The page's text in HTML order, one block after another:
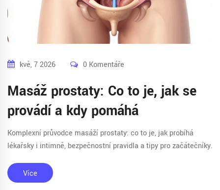
kvě, 7 2026 0 Komentáře
Masáž prostaty: Co to je, jak se
provádí a kdy pomáhá
Komplexní průvodce masáží prostaty: co to je, jak probíhá
lékařsky i intimně, bezpečnostní pravidla a tipy pro začátečníky.
Více